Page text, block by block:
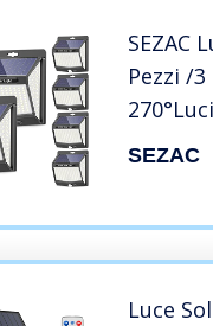
SEZAC
Pezzi /
SEZAC
Luce